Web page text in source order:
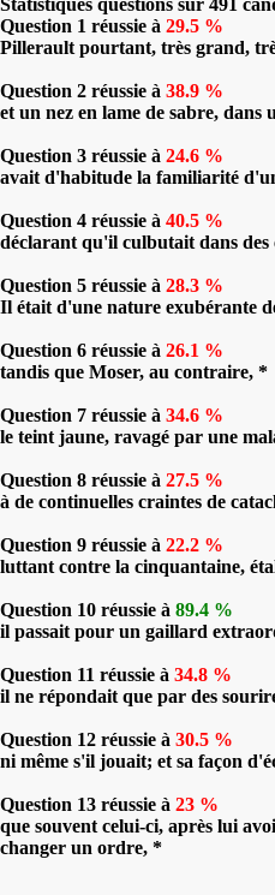
Statistiques questions sur 491
Question 1 réussie à 29.5 %
Pillerault pourtant, très grand,
Question 2 réussie à 38.9 %
et un nez en lame de sabre, dans
Question 3 réussie à 24.6 %
avait d'habitude la familiarité
Question 4 réussie à 40.5 %
déclarant qu'il culbutait dans des
Question 5 réussie à 28.3 %
Il était d'une nature exubérante
Question 6 réussie à 26.1 %
tandis que Moser, au contraire, *
Question 7 réussie à 34.6 %
le teint jaune, ravagé par une
Question 8 réussie à 27.5 %
à de continuelles craintes de
Question 9 réussie à 22.2 %
luttant contre la cinquantaine,
Question 10 réussie à 89.4 %
il passait pour un gaillard
Question 11 réussie à 34.8 %
il ne répondait que par des
Question 12 réussie à 30.5 %
ni même s'il jouait; et sa façon
Question 13 réussie à 23 %
que souvent celui-ci, après lui
changer un ordre, *